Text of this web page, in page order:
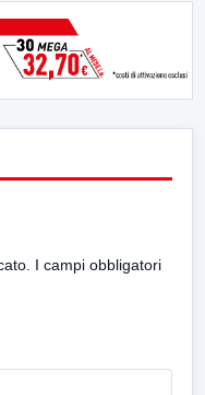
I campi obbligatori